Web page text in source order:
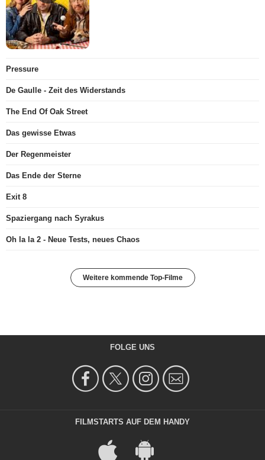
Pressure
De Gaulle - Zeit des Widerstands
The End Of Oak Street
Das gewisse Etwas
Der Regenmeister
Das Ende der Sterne
Exit 8
Spaziergang nach Syrakus
Oh la la 2 - Neue Tests, neues Chaos
Weitere kommende Top-Filme
FOLGE UNS
FILMSTARTS AUF DEM HANDY